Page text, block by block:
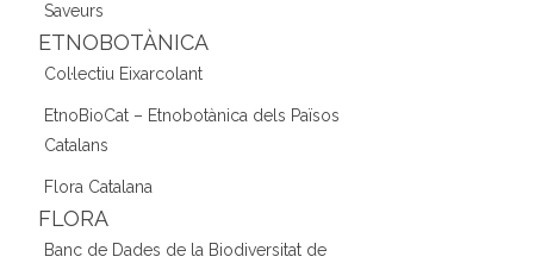
Saveurs
ETNOBOTÀNICA
Col·lectiu Eixarcolant
EtnoBioCat – Etnobotànica dels Països
Catalans
Flora Catalana
FLORA
Banc de Dades de la Biodiversitat de